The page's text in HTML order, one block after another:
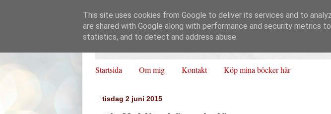
Startsida Om mig Kontakt Köp mina böcker här
tisdag 2 juni 2015
This site uses cookies from Google to deliver its services and to
are shared with Google along with performance and security metrics
statistics, and to detect and address abuse.